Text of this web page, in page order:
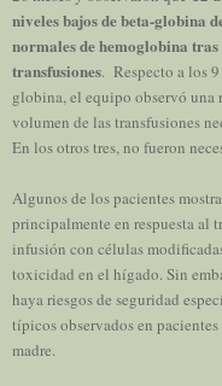
niveles bajos de beta-globina
normales de hemoglobina
transfusiones. Respecto a los
globina, el equipo observó
volumen de las transfusiones
En los otros tres, no fueron
Algunos de los pacientes
principalmente en respuesta al
infusión con células
toxicidad en el hígado. Sin
haya riesgos de seguridad
típicos observados en
madre.